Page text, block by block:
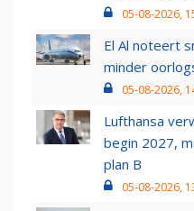
05-08-2026,
El Al noteert
minder
05-08-2026,
Lufthansa
begin 2027,
plan B
05-08-2026,